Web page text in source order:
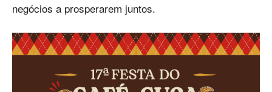
negócios a prosperarem juntos.